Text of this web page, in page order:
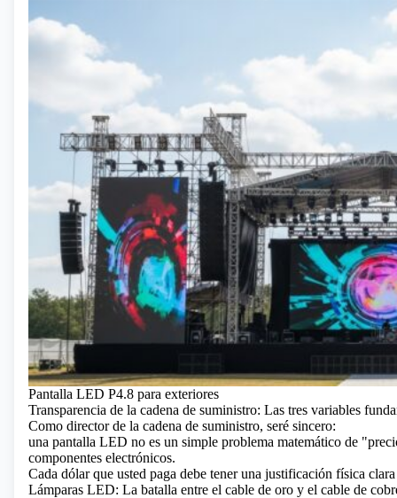
Pantalla LED P4.8 para exteriores
Transparencia de la cadena de suministro: Las tres variables
Como director de la cadena de suministro, seré sincero:
una pantalla LED no es un simple problema matemático de
componentes electrónicos.
Cada dólar que usted paga debe tener una justificación física
Lámparas LED: La batalla entre el cable de oro y el cable de